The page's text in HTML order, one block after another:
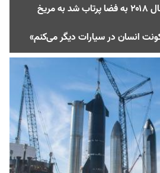
تسلا رودستر که سال ۲۰۱۸ به فضا پرتاب شد به مریخ
انسان در سیارات دیگر می‌کنم»